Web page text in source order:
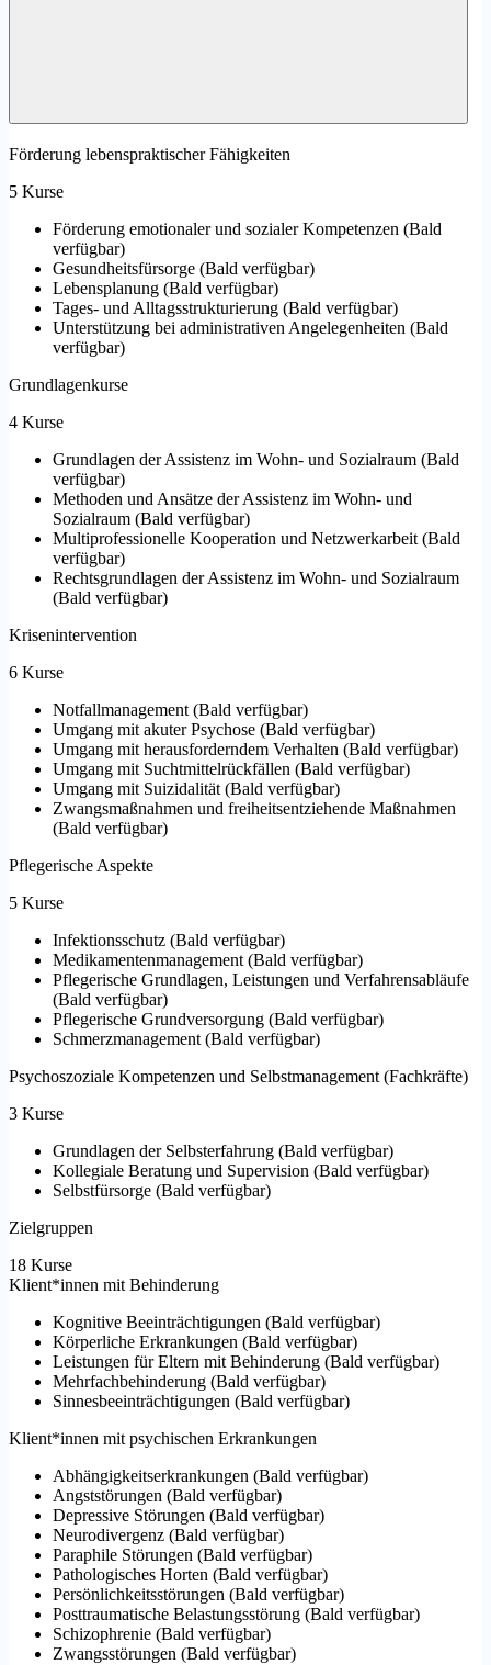
Förderung lebenspraktischer Fähigkeiten
5 Kurse
Förderung emotionaler und sozialer Kompetenzen (Bald
verfügbar)
Gesundheitsfürsorge (Bald verfügbar)
Lebensplanung (Bald verfügbar)
Tages- und Alltagsstrukturierung (Bald verfügbar)
Unterstützung bei administrativen Angelegenheiten (Bald
verfügbar)
Grundlagenkurse
4 Kurse
Grundlagen der Assistenz im Wohn- und Sozialraum (Bald
verfügbar)
Methoden und Ansätze der Assistenz im Wohn- und
Sozialraum (Bald verfügbar)
Multiprofessionelle Kooperation und Netzwerkarbeit (Bald
verfügbar)
Rechtsgrundlagen der Assistenz im Wohn- und Sozialraum
(Bald verfügbar)
Krisenintervention
6 Kurse
Notfallmanagement (Bald verfügbar)
Umgang mit akuter Psychose (Bald verfügbar)
Umgang mit herausforderndem Verhalten (Bald verfügbar)
Umgang mit Suchtmittelrückfällen (Bald verfügbar)
Umgang mit Suizidalität (Bald verfügbar)
Zwangsmaßnahmen und freiheitsentziehende Maßnahmen
(Bald verfügbar)
Pflegerische Aspekte
5 Kurse
Infektionsschutz (Bald verfügbar)
Medikamentenmanagement (Bald verfügbar)
Pflegerische Grundlagen, Leistungen und Verfahrensabläufe
(Bald verfügbar)
Pflegerische Grundversorgung (Bald verfügbar)
Schmerzmanagement (Bald verfügbar)
Psychoszoziale Kompetenzen und Selbstmanagement (Fachkräfte)
3 Kurse
Grundlagen der Selbsterfahrung (Bald verfügbar)
Kollegiale Beratung und Supervision (Bald verfügbar)
Selbstfürsorge (Bald verfügbar)
Zielgruppen
18 Kurse
Klient*innen mit Behinderung
Kognitive Beeinträchtigungen (Bald verfügbar)
Körperliche Erkrankungen (Bald verfügbar)
Leistungen für Eltern mit Behinderung (Bald verfügbar)
Mehrfachbehinderung (Bald verfügbar)
Sinnesbeeinträchtigungen (Bald verfügbar)
Klient*innen mit psychischen Erkrankungen
Abhängigkeitserkrankungen (Bald verfügbar)
Angststörungen (Bald verfügbar)
Depressive Störungen (Bald verfügbar)
Neurodivergenz (Bald verfügbar)
Paraphile Störungen (Bald verfügbar)
Pathologisches Horten (Bald verfügbar)
Persönlichkeitsstörungen (Bald verfügbar)
Posttraumatische Belastungsstörung (Bald verfügbar)
Schizophrenie (Bald verfügbar)
Zwangsstörungen (Bald verfügbar)